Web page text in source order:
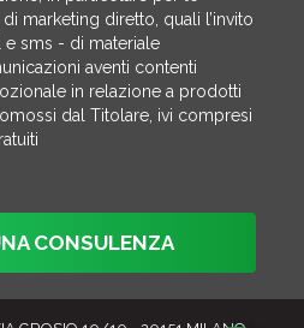
marketing diretto, quali l’invito
e sms - di materiale
aventi contenti
in relazione a prodotti
dal Titolare, ivi compresi